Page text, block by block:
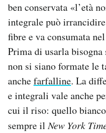
ben conservata «l’età
integrale può
fibre e va consumata
Prima di usarla
non si siano formate le
anchefarfalline. La
e integrali vale anche
cui il riso: quello
sempre ilNew York